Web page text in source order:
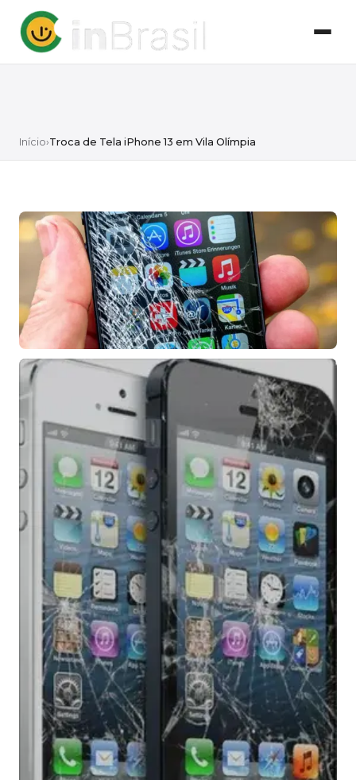
Início›Troca de Tela iPhone 13 em Vila Olímpia